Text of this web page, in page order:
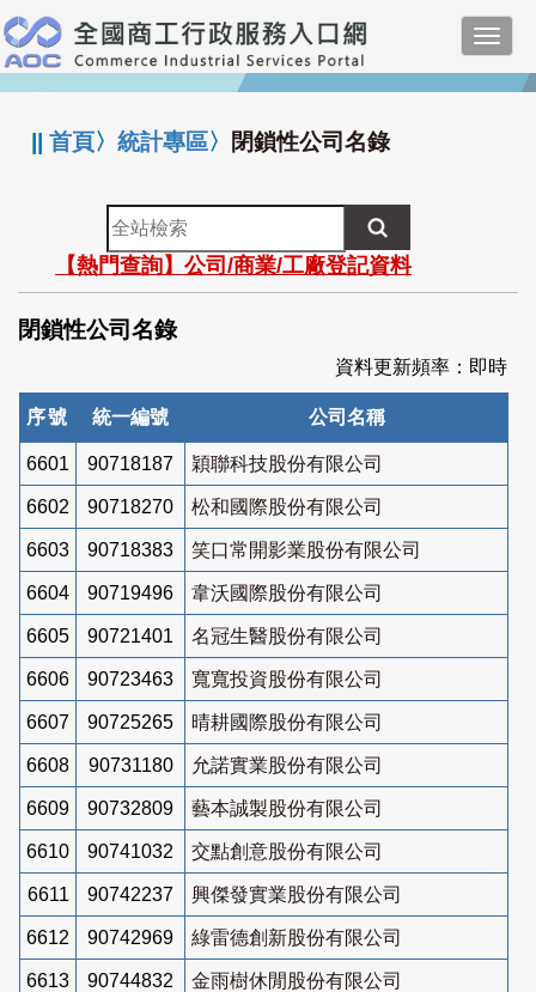
跳
到
主
要
:::
||首頁〉統計專區〉 閉鎖性公司名錄
全
站
檢
索
【熱門查詢】公司/商業/工廠登記資料
閉鎖性公司名錄
資料更新頻率：即時
序號 統一編號 公司名稱
6601 90718187 穎聯科技股份有限公司
6602 90718270 松和國際股份有限公司
6603 90718383 笑口常開影業股份有限公司
6604 90719496 韋沃國際股份有限公司
6605 90721401 名冠生醫股份有限公司
6606 90723463 寬寬投資股份有限公司
6607 90725265 晴耕國際股份有限公司
6608 90731180 允諾實業股份有限公司
6609 90732809 藝本誠製股份有限公司
6610 90741032 交點創意股份有限公司
6611 90742237 興傑發實業股份有限公司
6612 90742969 綠雷德創新股份有限公司
6613 90744832 金雨樹休閒股份有限公司